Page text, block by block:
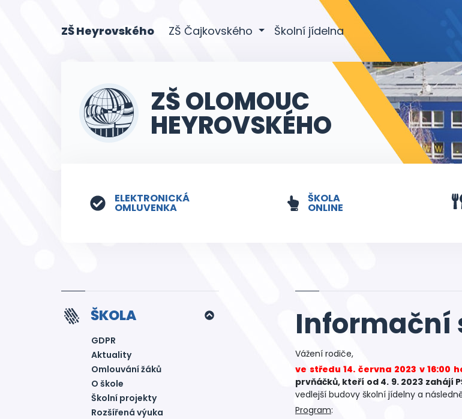
ZŠ Heyrovského(current)
ZŠ Čajkovského Školní jídelna
ZŠ OLOMOUC
HEYROVSKÉHO
ELEKTRONICKÁ
OMLUVENKA
ŠKOLA
ONLINE
ŠKOLA
GDPR
Aktuality
Omlouvání žáků
O škole
Školní projekty
Rozšířená výuka
Informační
Vážení rodiče,
ve středu 14. června 2023 v 16:00
prvňáčků, kteří od 4. 9. 2023 zahájí
vedlejší budovy školní jídelny a
Program: